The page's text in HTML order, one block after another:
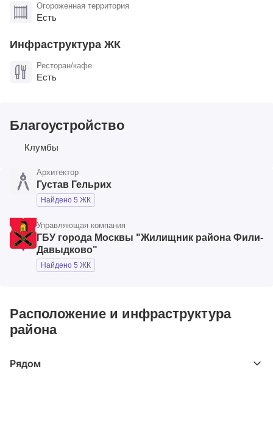
Огороженная территория
Есть
Инфраструктура ЖК
Ресторан/кафе
Есть
Благоустройство
Клумбы
Архитектор
Густав Гельрих
Найдено 5 ЖК
Управляющая компания
ГБУ города Москвы "Жилищник района Фили-
Давыдково"
Найдено 5 ЖК
Расположение и инфраструктура
района
Рядом